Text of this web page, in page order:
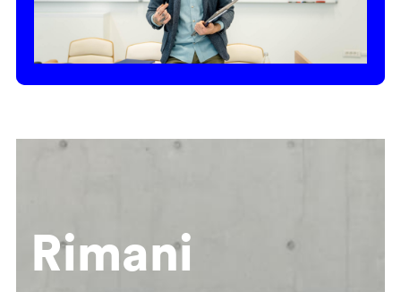
Rimani